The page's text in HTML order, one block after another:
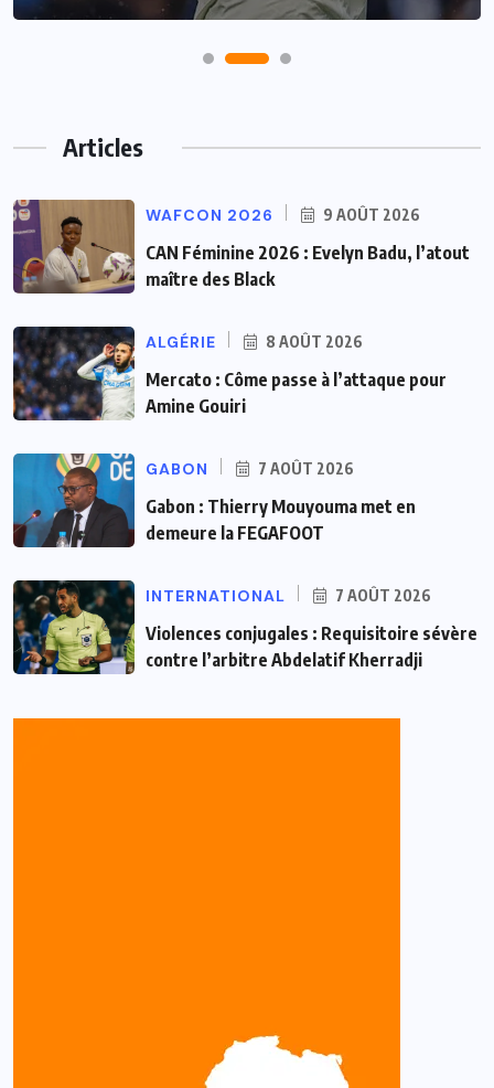
Articles
WAFCON 2026 9 AOÛT 2026
CAN Féminine 2026 : Evelyn Badu, l’atout
maître des Black
ALGÉRIE 8 AOÛT 2026
Mercato : Côme passe à l’attaque pour
Amine Gouiri
GABON 7 AOÛT 2026
Gabon : Thierry Mouyouma met en
demeure la FEGAFOOT
INTERNATIONAL 7 AOÛT 2026
Violences conjugales : Requisitoire sévère
contre l’arbitre Abdelatif Kherradji